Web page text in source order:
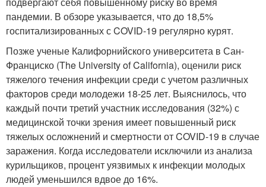
пандемии. В обзоре указывается, что до 18,5%
госпитализированных с COVID-19 регулярно курят.
Позже ученые Калифорнийского университета в Сан-
Франциско (The University of California), оценили риск
тяжелого течения инфекции среди с учетом различных
факторов среди молодежи 18-25 лет. Выяснилось, что
каждый почти третий участник исследования (32%) с
медицинской точки зрения имеет повышенный риск
тяжелых осложнений и смертности от COVID-19 в случае
заражения. Когда исследователи исключили из анализа
курильщиков, процент уязвимых к инфекции молодых
людей уменьшился вдвое до 16%.